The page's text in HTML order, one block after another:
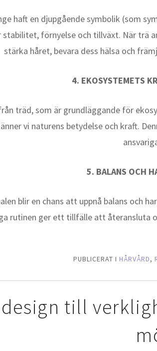
haft en djupgående symbolik (som
stabilitet, förnyelse och tillväxt. När trä
stärka håret, bevara dess hälsa och
4. EKOSYSTEMETS
träd, som är grundläggande för
vi naturens betydelse och kraft.
5. BALANS OCH
blir en chans att uppnå balans och
rutinen ger ett tillfälle att återansluta
PUBLICERAT I HÅRVÅRD,
design till